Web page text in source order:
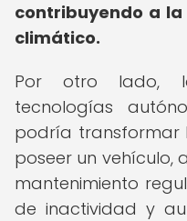
contribuyendo a
climático.
Por otro lado,
tecnologías
podría transformar
poseer un vehículo,
mantenimiento
de inactividad y